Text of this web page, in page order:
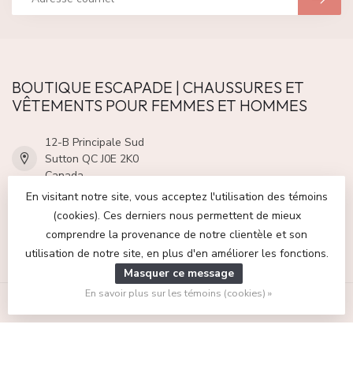
BOUTIQUE ESCAPADE | CHAUSSURES ET
VÊTEMENTS POUR FEMMES ET HOMMES
12-B Principale Sud
Sutton QC J0E 2K0
Canada
(450) 538-6555
CATÉGORIES
En visitant notre site, vous acceptez l'utilisation des témoins
(cookies). Ces derniers nous permettent de mieux
comprendre la provenance de notre clientèle et son
utilisation de notre site, en plus d'en améliorer les fonctions.
Masquer ce message
En savoir plus sur les témoins (cookies) »